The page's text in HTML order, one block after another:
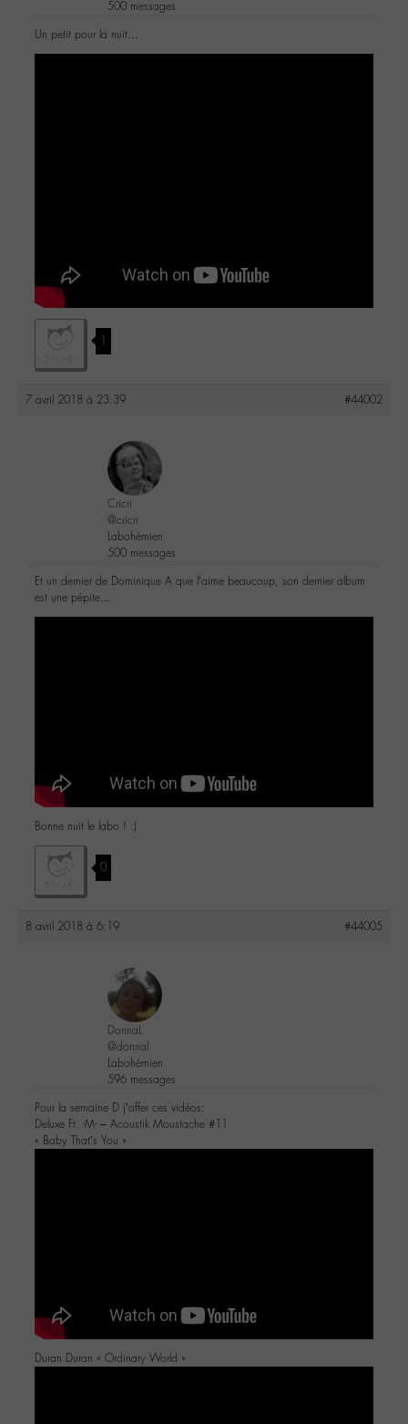
500 messages
Un petit pour la nuit…
1
7 avril 2018 à 23:39 #44002
Cricri
@cricri
Labohémien
500 messages
Et un dernier de Dominique A que l’aime beaucoup, son dernier album
est une pépite…
Bonne nuit le labo ! :)
0
8 avril 2018 à 6:19 #44005
DonnaL
@donnal
Labohémien
596 messages
Pour la semaine D j’offer ces vidéos:
Deluxe Ft. -M- – Acoustik Moustache #11
« Baby That’s You »
Duran Duran « Ordinary World »